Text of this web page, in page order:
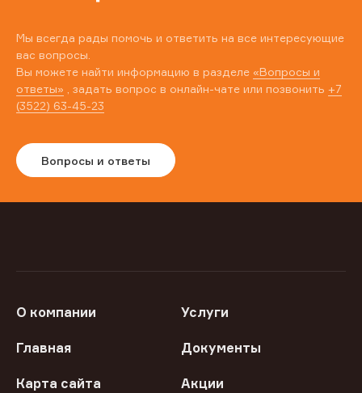
Мы всегда рады помочь и ответить на все интересующие
вас вопросы.
Вы можете найти информацию в разделе «Вопросы и
ответы» , задать вопрос в онлайн-чате или позвонить +7
(3522) 63-45-23
Вопросы и ответы
О компании Услуги
Главная Документы
Карта сайта Акции